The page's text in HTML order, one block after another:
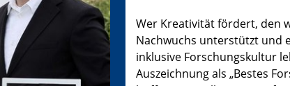
Wer Kreativität fördert, den
Nachwuchs unterstützt und
inklusive Forschungskultur
Auszeichnung als „Bestes